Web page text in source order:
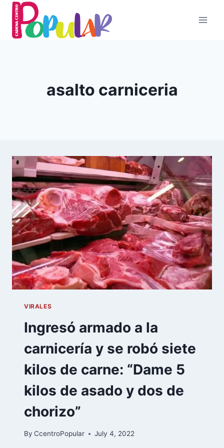
Skip
content
asalto carniceria
VIRALES
Ingresó armado a la
carnicería y se robó siete
kilos de carne: “Dame 5
kilos de asado y dos de
chorizo”
By CcentroPopular July 4, 2022